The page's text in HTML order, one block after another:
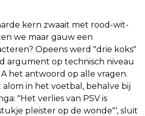
kern zwaait met rood-wit-
we maar gauw een
Opeens werd "drie koks"
argument op technisch niveau
het antwoord op alle vragen.
in het voetbal, behalve bij
"Het verlies van PSV is
pleister op de wonde"', sluit